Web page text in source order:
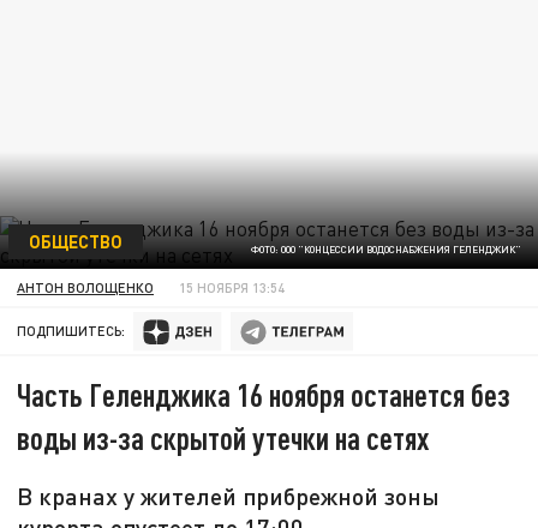
ФОТО: ООО "КОНЦЕССИИ ВОДОСНАБЖЕНИЯ ГЕЛЕНДЖИК"
ОБЩЕСТВО
АНТОН ВОЛОЩЕНКО 15 НОЯБРЯ 13:54
ПОДПИШИТЕСЬ:
Часть Геленджика 16 ноября останется без
воды из-за скрытой утечки на сетях
В кранах у жителей прибрежной зоны